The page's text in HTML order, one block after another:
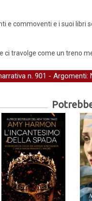
e commoventi e i suoi libri
ci travolge come un treno
n. 901 - Argomenti: